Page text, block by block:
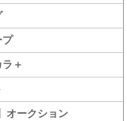
プ
＋
オークション